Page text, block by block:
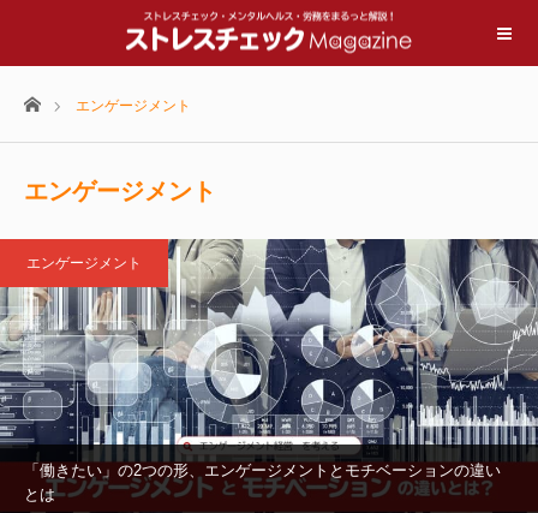
ホームエンゲージメント
エンゲージメント
エンゲージメント
「働きたい」の2つの形、エンゲージメントとモチベーションの違い
とは